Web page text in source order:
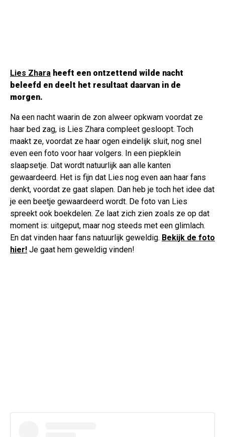
Lies Zhara heeft een ontzettend wilde nacht
beleefd en deelt het resultaat daarvan in de
morgen.
Na een nacht waarin de zon alweer opkwam voordat ze
haar bed zag, is Lies Zhara compleet gesloopt. Toch
maakt ze, voordat ze haar ogen eindelijk sluit, nog snel
even een foto voor haar volgers. In een piepklein
slaapsetje. Dat wordt natuurlijk aan alle kanten
gewaardeerd. Het is fijn dat Lies nog even aan haar fans
denkt, voordat ze gaat slapen. Dan heb je toch het idee dat
je een beetje gewaardeerd wordt. De foto van Lies
spreekt ook boekdelen. Ze laat zich zien zoals ze op dat
moment is: uitgeput, maar nog steeds met een glimlach.
En dat vinden haar fans natuurlijk geweldig. Bekijk de foto
hier! Je gaat hem geweldig vinden!